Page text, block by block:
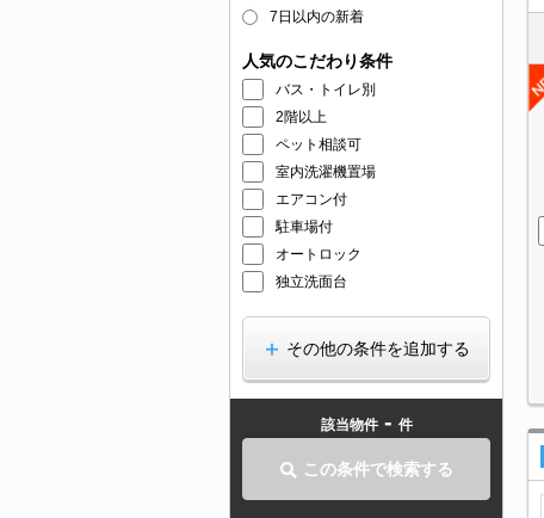
7日以内の新着
人気のこだわり条件
バス・トイレ別
2階以上
ペット相談可
室内洗濯機置場
エアコン付
駐車場付
オートロック
独立洗面台
その他の条件を追加する
該当物件 - 件
この条件で検索する